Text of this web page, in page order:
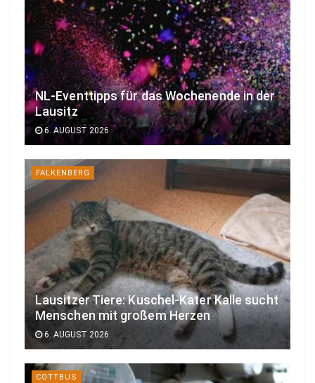
NL-Eventtipps für das Wochenende in der
Lausitz
6. AUGUST 2026
FALKENBERG
Lausitzer Tiere: Kuschel-Kater Kalle sucht
Menschen mit großem Herzen
6. AUGUST 2026
COTTBUS